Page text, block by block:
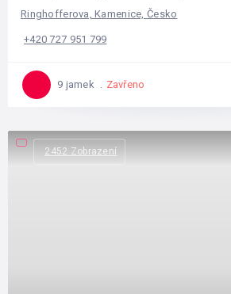
Ringhofferova, Kamenice, Česko
+420 727 951 799
9 jamek Zavřeno
2452 Zobrazení